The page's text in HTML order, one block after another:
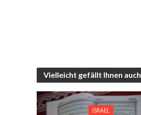
Vielleicht gefällt Ihnen auch
ISRAEL